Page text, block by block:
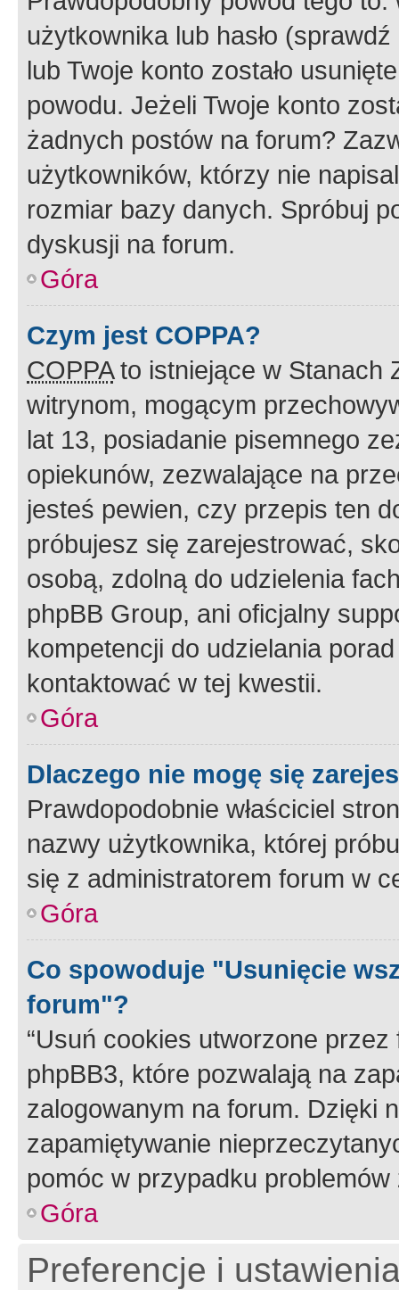
użytkownika lub hasło
lub Twoje konto zostało
powodu. Jeżeli Twoje konto
żadnych postów na forum?
użytkowników, którzy nie
rozmiar bazy danych. Spróbuj
dyskusji na forum.
Góra
Czym jest COPPA?
COPPAto istniejące w Stanach
witrynom, mogącym
lat 13, posiadanie pisemnego
opiekunów, zezwalające na
jesteś pewien, czy przepis ten
próbujesz się zarejestrować,
osobą, zdolną do udzielenia
phpBB Group, ani oficjalny
kompetencji do udzielania
kontaktować w tej kwestii.
Góra
Dlaczego nie mogę się
Prawdopodobnie właściciel
nazwy użytkownika, której
się z administratorem forum w
Góra
Co spowoduje "Usunięcie
forum"?
“Usuń cookies utworzone
phpBB3, które pozwalają na
zalogowanym na forum. Dzięki
zapamiętywanie
pomóc w przypadku
Góra
Preferencje i